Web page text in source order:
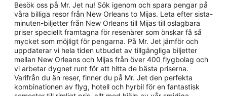
Besök oss på Mr. Jet nu! Sök igenom och spara pengar på
våra billiga resor från New Orleans to Mijas. Leta efter sista-
minuten-biljetter från New Orleans till Mijas till oslagbara
priser speciellt framtagna för resenärer som önskar få så
mycket som möjligt för pengarna. På Mr. Jet jämför och
uppdaterar vi hela tiden utbudet av tillgängliga biljetter
mellan New Orleans och Mijas från över 400 flygbolag och
vi arbetar dygnet runt för att hitta de bästa priserna.
Varifrån du än reser, finner du på Mr. Jet den perfekta
kombinationen av flyg, hotell och hyrbil för en fantastisk